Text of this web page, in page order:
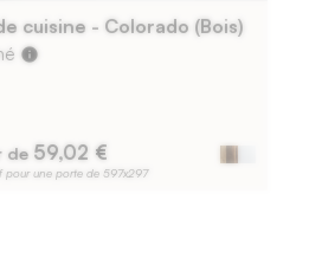
cuisine - Colorado (Bois)
info
de 59,02 €
pour une porte de 597x297